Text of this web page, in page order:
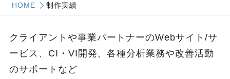
HOME 制作実績
クライアントや事業パートナーのWebサイト/サ
ービス、CI・VI開発、各種分析業務や改善活動
のサポートなど